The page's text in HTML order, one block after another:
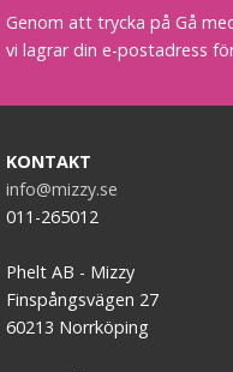
Genom att trycka på Gå
vi lagrar din e-postadress
KONTAKT
info@mizzy.se
011-265012
Phelt AB - Mizzy
Finspångsvägen 27
60213 Norrköping